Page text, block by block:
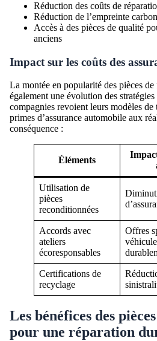
Réduction des coûts de
Réduction de l’empreinte
Accès à des pièces de qualité
anciens
Impact sur les coûts des
La montée en popularité des pièces
également une évolution des stratégies
compagnies revoient leurs modèles
primes d’assurance automobile aux
conséquence :
Éléments
Utilisation de
pièces
reconditionnées
Accords avec
ateliers
écoresponsables
Offres
Certifications de
recyclage
Les bénéfices des
pour une réparation